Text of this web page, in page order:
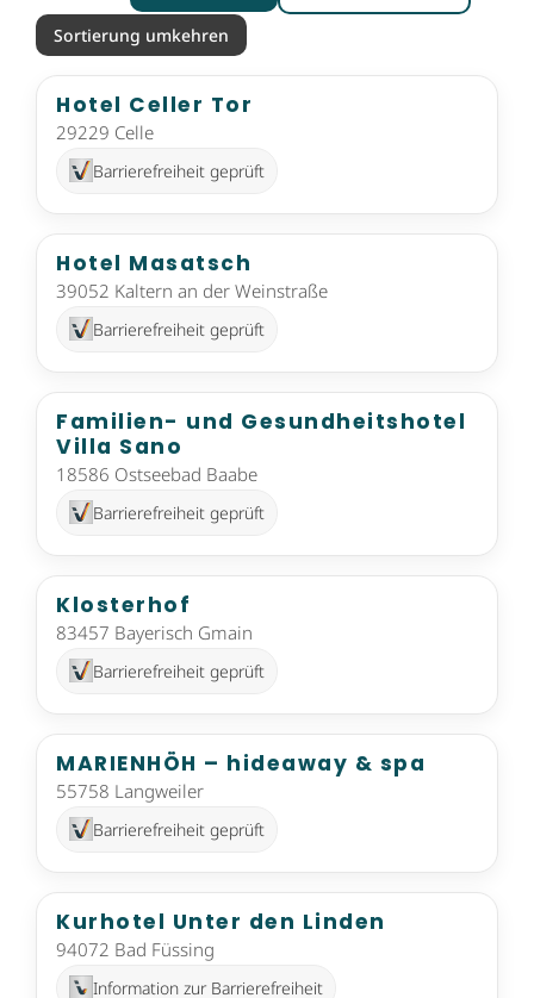
Sortierung umkehren
Hotel Celler Tor
29229 Celle
Barrierefreiheit geprüft
Hotel Masatsch
39052 Kaltern an der Weinstraße
Barrierefreiheit geprüft
Familien- und Gesundheitshotel
Villa Sano
18586 Ostseebad Baabe
Barrierefreiheit geprüft
Klosterhof
83457 Bayerisch Gmain
Barrierefreiheit geprüft
MARIENHÖH – hideaway & spa
55758 Langweiler
Barrierefreiheit geprüft
Kurhotel Unter den Linden
94072 Bad Füssing
Information zur Barrierefreiheit